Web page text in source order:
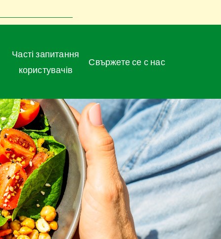
Часті запитання
користувачів
Свържете се с нас